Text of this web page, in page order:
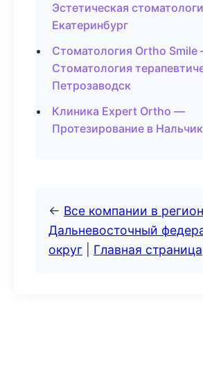
Эстетическая
Екатеринбург
Стоматология Ortho
Стоматология
Петрозаводск
Клиника Expert Ortho —
Протезирование в Нальчик
← Все компании в
Дальневосточный
округ
Главная страница